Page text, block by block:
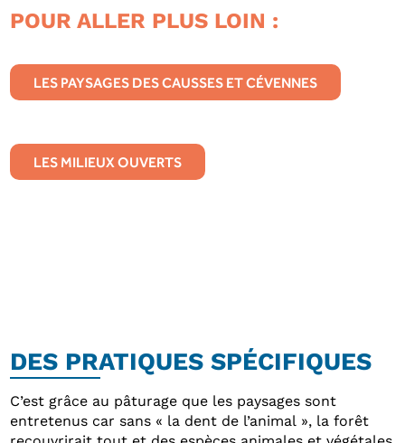
POUR ALLER PLUS LOIN :
LES PAYSAGES DES CAUSSES ET CÉVENNES
LES MILIEUX OUVERTS
DES PRATIQUES SPÉCIFIQUES
C’est grâce au pâturage que les paysages sont
entretenus car sans « la dent de l’animal », la forêt